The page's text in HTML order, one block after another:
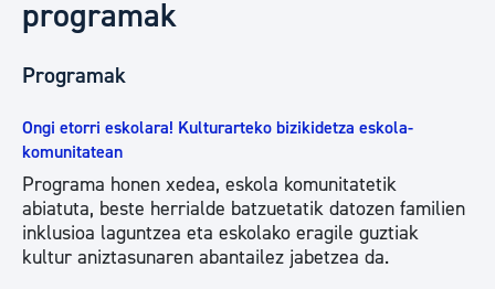
programak
Programak
Ongi etorri eskolara! Kulturarteko bizikidetza eskola-
komunitatean
Programa honen xedea, eskola komunitatetik
abiatuta, beste herrialde batzuetatik datozen familien
inklusioa laguntzea eta eskolako eragile guztiak
kultur aniztasunaren abantailez jabetzea da.